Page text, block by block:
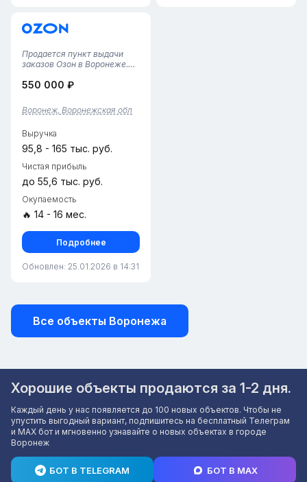
Продается пункт выдачи
заказов Озон в Воронеже.
квадратных метров
этаже, что обеспечивает
удобный доступ для
функционирует более 6
месяце...
550 000 ₽
Воронеж, Воронежская обл
Выручка
95,8 - 165 тыс. руб.
Чистая прибыль
до 55,6 тыс. руб.
Окупаемость
🔥 14 - 16 мес.
Подробнее
Обновлен: 25.01.2026 в 14:31
Все объекты Воронежа
Хорошие объекты продаются за 1-2 дня.
Каждый день у нас появляется до 100 новых объектов. Чтобы не
упустить выгодный вариант, подпишитесь на бесплатный Телеграм
и MAX бот и мгновенно узнавайте о новых объектах в городе
Воронеж
БОТ В TELEGRAM БОТ В MAX